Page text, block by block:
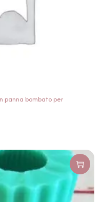
panna bombato per